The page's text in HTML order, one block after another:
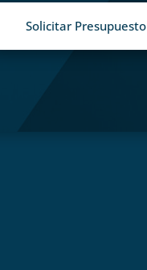
Solicitar Presupuesto